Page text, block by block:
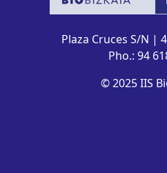
Plaza Cruces S/N |
Pho.: 94
© 2025 IIS